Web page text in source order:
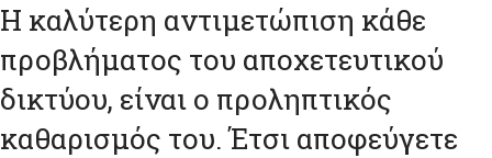
Η καλύτερη αντιμετώπιση κάθε
προβλήματος του αποχετευτικού
δικτύου, είναι ο προληπτικός
καθαρισμός του. Έτσι αποφεύγετε